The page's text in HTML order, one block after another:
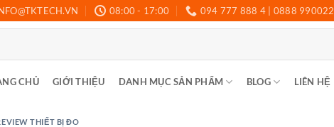
08:00 - 17:00 094 777 888 4 | 0888 990022
CHỦ GIỚI THIỆU DANH MỤC SẢN PHẨM BLOG LIÊN HỆ
THIẾT BỊ ĐO